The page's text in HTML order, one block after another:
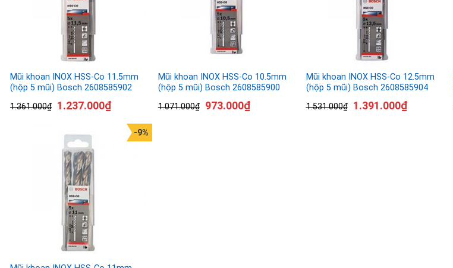
Mũi khoan INOX HSS-Co 11.5mm
(hộp 5 mũi) Bosch 2608585902
1.361.000₫ 1.237.000₫
Mũi khoan INOX HSS-Co 10.5mm
(hộp 5 mũi) Bosch 2608585900
1.071.000₫ 973.000₫
Mũi khoan INOX HSS-Co 12.5mm
(hộp 5 mũi) Bosch 2608585904
1.531.000₫ 1.391.000₫
-9%